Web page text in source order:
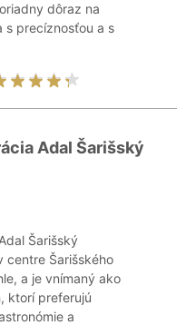
dôraz na
s precíznosťou a s
Adal Šarišský
Šarišský
centre Šarišského
a je vnímaný ako
ktorí preferujú
a